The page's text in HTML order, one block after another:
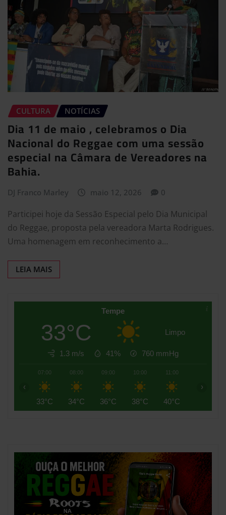
CULTURA NOTÍCIAS
Dia 11 de maio , celebramos o Dia
Nacional do Reggae com uma sessão
especial na Câmara de Vereadores na
Bahia.
DJ Franco Marley maio 12, 2026 0
Participei hoje da Sessão Especial pelo Dia Municipal
do Reggae, proposta pela vereadora Marta Rodrigues.
Uma homenagem em reconhecimento a…
LEIA MAIS
Tempe
33°C Limpo
1.3 m/s 41% 760 mmHg
07:00
33°C
08:00
34°C
09:00
36°C
10:00
38°C
11:00
40°C
‹ ›